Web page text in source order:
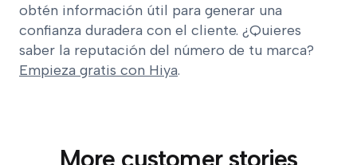
obtén información útil para generar una
confianza duradera con el cliente. ¿Quieres
saber la reputación del número de tu marca?
Empieza gratis con Hiya.
More customer stories